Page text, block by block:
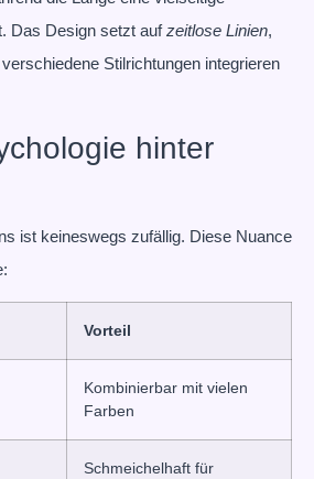
Das Design setzt aufzeitlose Linien,
Stilrichtungen integrieren
hinter
ist keineswegs zufällig. Diese Nuance
Vorteil
Kombinierbar mit vielen
Farben
Schmeichelhaft für